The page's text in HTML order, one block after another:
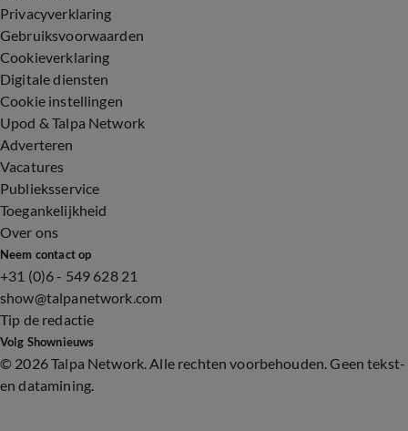
Privacyverklaring
Gebruiksvoorwaarden
Cookieverklaring
Digitale diensten
Cookie instellingen
Upod & Talpa Network
Adverteren
Vacatures
Publieksservice
Toegankelijkheid
Over ons
Neem contact op
+31 (0)6 - 549 628 21
show@talpanetwork.com
Tip de redactie
Volg Shownieuws
© 2026 Talpa Network. Alle rechten voorbehouden. Geen tekst-
en datamining.